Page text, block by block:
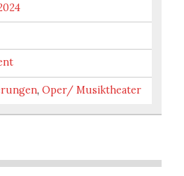
, Oper/ Musiktheater